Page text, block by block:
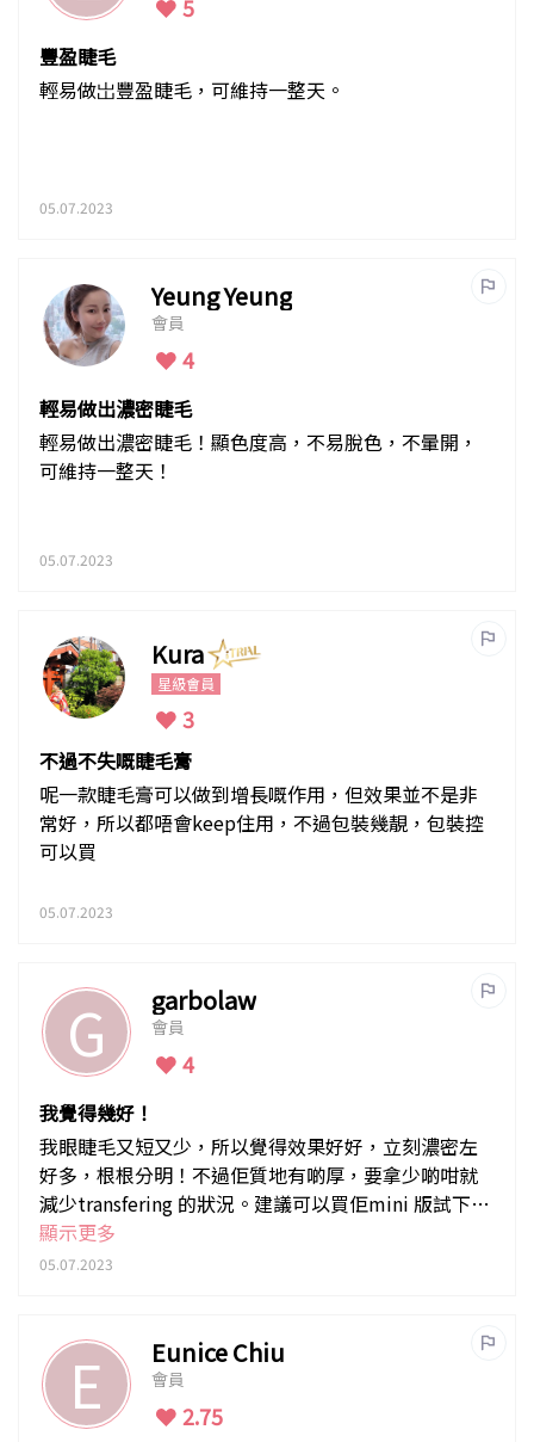
5
豐盈睫毛
輕易做岀豐盈睫毛，可維持一整天。
05.07.2023
Yeung Yeung
會員
4
輕易做出濃密睫毛
輕易做出濃密睫毛！顯色度高，不易脫色，不暈開，
可維持一整天！
05.07.2023
Kura
星級會員
3
不過不失嘅睫毛膏
呢一款睫毛膏可以做到增長嘅作用，但效果並不是非
常好，所以都唔會keep住用，不過包裝幾靚，包裝控
可以買
05.07.2023
G garbolaw
會員
4
我覺得幾好！
我眼睫毛又短又少，所以覺得效果好好，立刻濃密左
好多，根根分明！不過佢質地有啲厚，要拿少啲咁就
減少transfering 的狀況。建議可以買佢mini 版試下先
～
顯示更多
05.07.2023
E Eunice Chiu
會員
2.75